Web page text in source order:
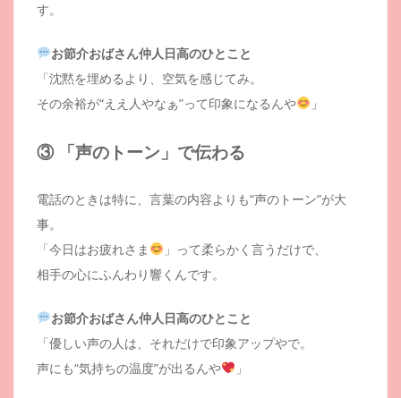
す。
お節介おばさん仲人日高のひとこと
「沈黙を埋めるより、空気を感じてみ。
その余裕が“ええ人やなぁ”って印象になるんや
」
③ 「声のトーン」で伝わる
電話のときは特に、言葉の内容よりも“声のトーン”が大
事。
「今日はお疲れさま
」って柔らかく言うだけで、
相手の心にふんわり響くんです。
お節介おばさん仲人日高のひとこと
「優しい声の人は、それだけで印象アップやで。
声にも“気持ちの温度”が出るんや
」